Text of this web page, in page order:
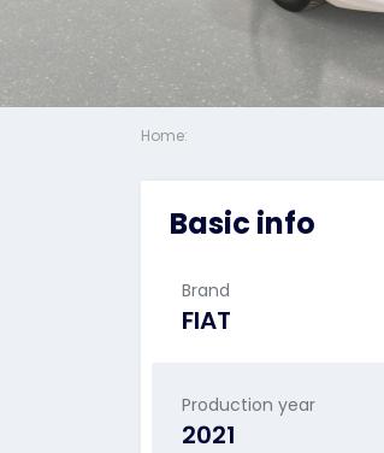
Home:
Basic info
Brand
FIAT
Production year
2021